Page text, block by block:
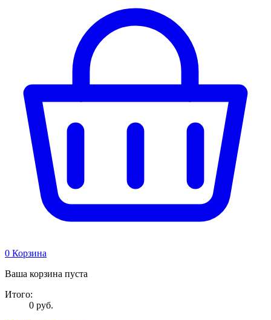
0 Корзина
Ваша корзина пуста
Итого:
0 руб.